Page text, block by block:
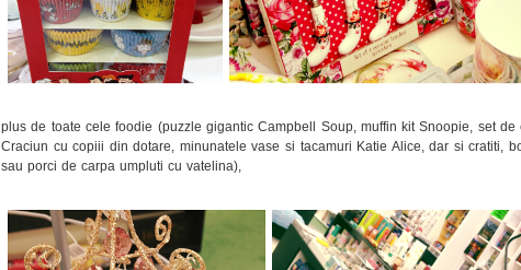
plus de toate cele foodie (puzzle gigantic Campbell Soup, muffin kit Snoopie, set de
Craciun cu copiii din dotare, minunatele vase si tacamuri Katie Alice, dar si cratiti,
sau porci de carpa umpluti cu vatelina),